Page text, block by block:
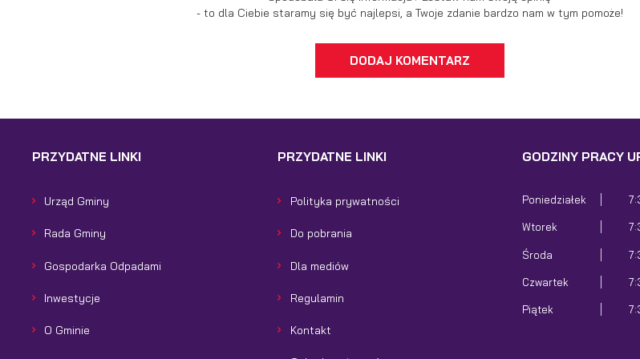
- to dla Ciebie staramy się być najlepsi, a Twoje zdanie bardzo nam w tym pomoże!
DODAJ KOMENTARZ
PRZYDATNE LINKI
Urząd Gminy
Rada Gminy
Gospodarka Odpadami
Inwestycje
O Gminie
PRZYDATNE LINKI
Polityka prywatności
Do pobrania
Dla mediów
Regulamin
Kontakt
GODZINY PRACY
Poniedziałek
Wtorek
Środa
Czwartek
Piątek